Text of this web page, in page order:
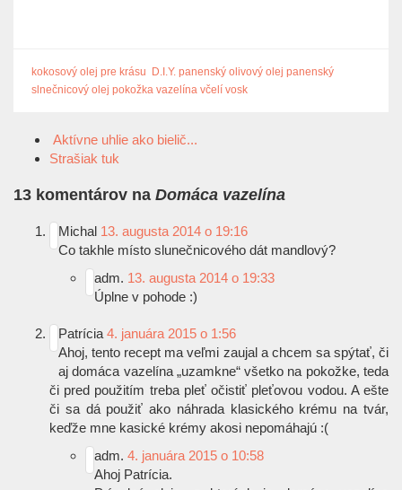
kokosový olej pre krásu D.I.Y. panenský olivový olej panenský
slnečnicový olej pokožka vazelína včelí vosk
Aktívne uhlie ako bielič...
Strašiak tuk
13 komentárov na Domáca vazelína
Michal 13. augusta 2014 o 19:16
Co takhle místo slunečnicového dát mandlový?
adm. 13. augusta 2014 o 19:33
Úplne v pohode :)
Patrícia 4. januára 2015 o 1:56
Ahoj, tento recept ma veľmi zaujal a chcem sa spýtať, či
aj domáca vazelína „uzamkne“ všetko na pokožke, teda
či pred použitím treba pleť očistiť pleťovou vodou. A ešte
či sa dá použiť ako náhrada klasického krému na tvár,
keďže mne kasické krémy akosi nepomáhajú :(
adm. 4. januára 2015 o 10:58
Ahoj Patrícia.